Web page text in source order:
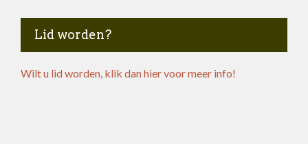
Lid worden?
Wilt u lid worden, klik dan hier voor meer info!